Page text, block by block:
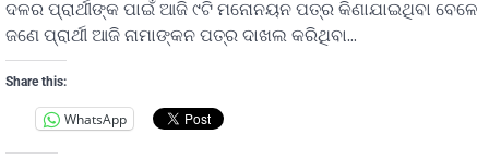
ଦଳର ପ୍ରାର୍ଥୀଙ୍କ ପାଇଁ ଆଜି ୯ଟି ମନୋନୟନ ପତ୍ର କିଣାଯାଇଥିବା ବେଳେ
ଜଣେ ପ୍ରାର୍ଥୀ ଆଜି ନାମାଙ୍କନ ପତ୍ର ଦାଖଲ କରିଥିବା…
Share this:
WhatsApp